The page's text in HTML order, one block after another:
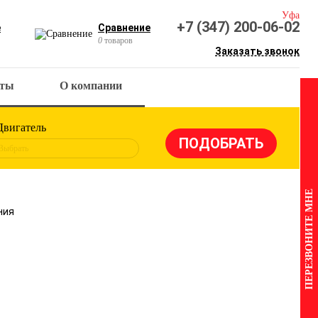
Сравнение
0 товаров
Уфа
+7 (347) 200-06-02
Заказать звонок
О компании
Выбрать
ПЕРЕЗВОНИТЕ МНЕ